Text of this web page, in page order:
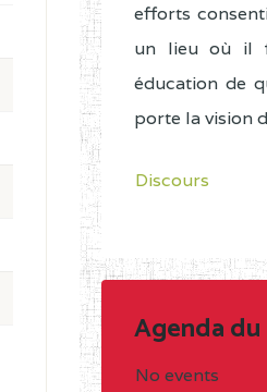
efforts
un lieu où il
éducation de
porte la vision
Discours
Agenda
No events